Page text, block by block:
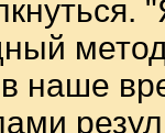
наше